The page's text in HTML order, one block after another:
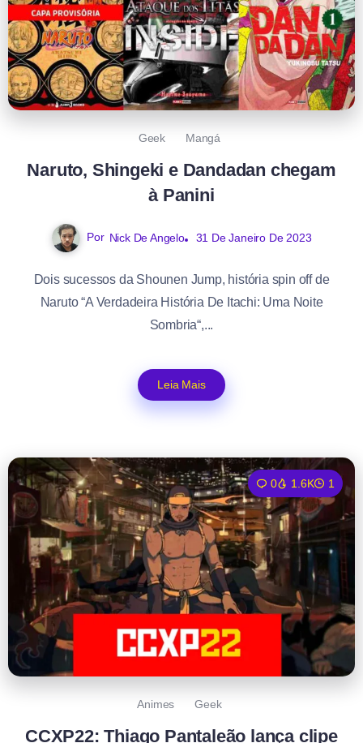
Geek Mangá
Naruto, Shingeki e Dandadan chegam
à Panini
Por Nick De Angelo 31 De Janeiro De 2023
Dois sucessos da Shounen Jump, história spin off de
Naruto “A Verdadeira História De Itachi: Uma Noite
Sombria“,...
Leia Mais
0 1.6K 1
Animes Geek
CCXP22: Thiago Pantaleão lança clipe